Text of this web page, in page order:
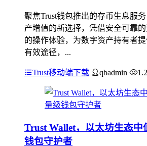
聚焦Trust钱包推出的存币生息服
产增值的新选择，凭借安全可靠
的操作体验，为数字资产持有者
有效途径，...
Trust移动端下载 qbadmin
Trust Wallet，以太坊生态中
钱包守护者